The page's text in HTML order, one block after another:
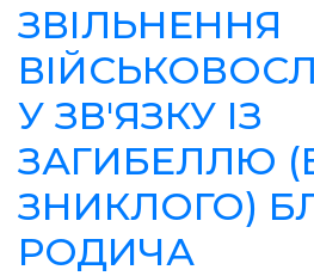
ЗВІЛЬНЕННЯ
У ЗВ'ЯЗКУ ІЗ
ЗАГИБЕЛЛЮ
ЗНИКЛОГО)
РОДИЧА